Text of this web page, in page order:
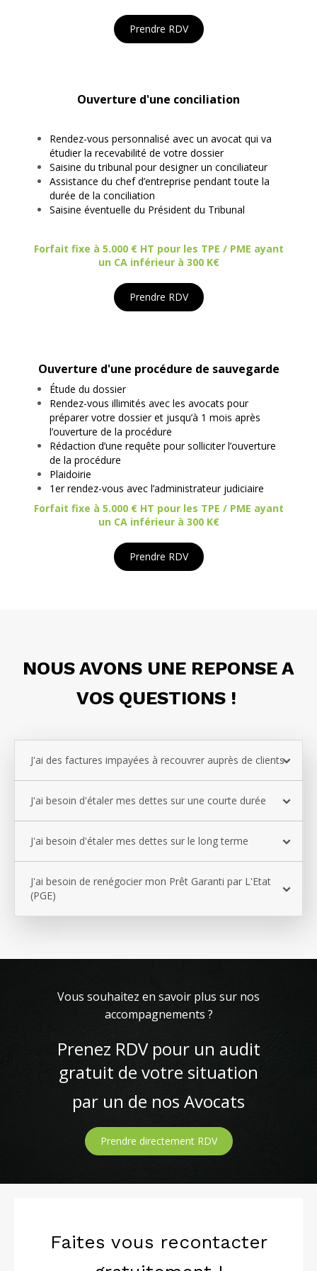
Prendre RDV
Ouverture d'une conciliation
Rendez-vous personnalisé avec un avocat qui va
étudier la recevabilité de votre dossier
Saisine du tribunal pour designer un conciliateur
Assistance du chef d’entreprise pendant toute la
durée de la conciliation
Saisine éventuelle du Président du Tribunal
Forfait fixe à 5.000 € HT pour les TPE / PME ayant
un CA inférieur à 300 K€
Prendre RDV
Ouverture d'une procédure de sauvegarde
Étude du dossier
Rendez-vous illimités avec les avocats pour
préparer votre dossier et jusqu’à 1 mois après
l’ouverture de la procédure
Rédaction d’une requête pour solliciter l’ouverture
de la procédure
Plaidoirie
1er rendez-vous avec l’administrateur judiciaire
Forfait fixe à 5.000 € HT pour les TPE / PME ayant
un CA inférieur à 300 K€
Prendre RDV
NOUS AVONS UNE REPONSE A
VOS QUESTIONS !
J'ai des factures impayées à recouvrer auprès de clients
J'ai besoin d'étaler mes dettes sur une courte durée
J'ai besoin d'étaler mes dettes sur le long terme
J'ai besoin de renégocier mon Prêt Garanti par L'Etat
(PGE)
Vous souhaitez en savoir plus sur nos
accompagnements ?
Prenez RDV pour un audit
gratuit de votre situation
par un de nos Avocats
Prendre directement RDV
Faites vous recontacter